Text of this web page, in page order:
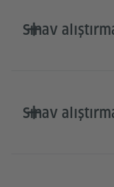
Sınav
Sınav